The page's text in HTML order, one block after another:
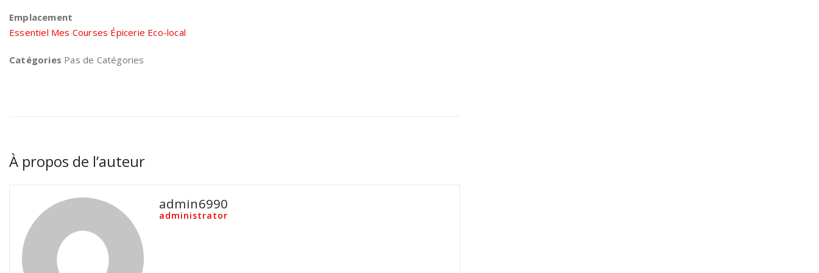
Emplacement
Essentiel Mes Courses Épicerie Eco-local
Catégories Pas de Catégories
À propos de l’auteur
admin6990
administrator